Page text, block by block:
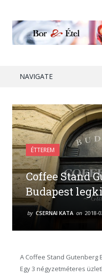
NAVIGATE
ÉTTEREM
Coffee Stand
Budapest
by CSERNAI KATA on 2018-
A Coffee Stand Gutenberg
Egy 3 négyzetméteres